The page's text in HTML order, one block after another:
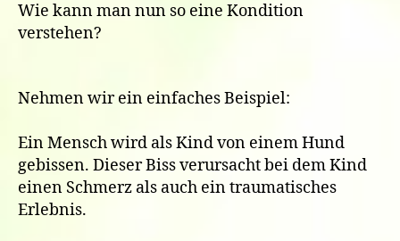
Wie kann man nun so eine Kondition
verstehen?
Nehmen wir ein einfaches Beispiel:
Ein Mensch wird als Kind von einem Hund
gebissen. Dieser Biss verursacht bei dem Kind
einen Schmerz als auch ein traumatisches
Erlebnis.